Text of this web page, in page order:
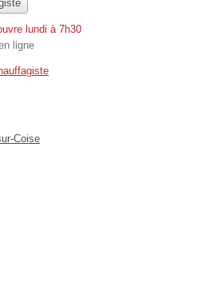
lundi à 7h30
ligne
Coise